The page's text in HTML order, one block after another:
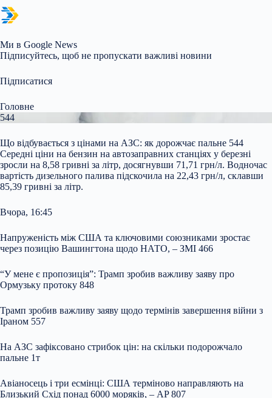
Ми в Google News
Підписуйтесь, щоб не пропускати важливі новини
Підписатися
Головне
544
Що відбувається з цінами на АЗС: як дорожчає пальне 544
Середні ціни на бензин на автозаправних станціях у березні
зросли на 8,58 гривні за літр, досягнувши 71,71 грн/л. Водночас
вартість дизельного палива підскочила на 22,43 грн/л, склавши
85,39 гривні за літр.
Вчора, 16:45
Напруженість між США та ключовими союзниками зростає
через позицію Вашингтона щодо НАТО, – ЗМІ 466
“У мене є пропозиція”: Трамп зробив важливу заяву про
Ормузьку протоку 848
Трамп зробив важливу заяву щодо термінів завершення війни з
Іраном 557
На АЗС зафіксовано стрибок цін: на скільки подорожчало
пальне 1т
Авіаносець і три есмінці: США терміново направляють на
Близький Схід понад 6000 моряків, – AP 807